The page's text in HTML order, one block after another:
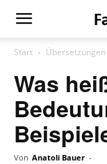
Fachwort24
ShopStart Übersetzungen
Was
Von Anatoli Bauer -